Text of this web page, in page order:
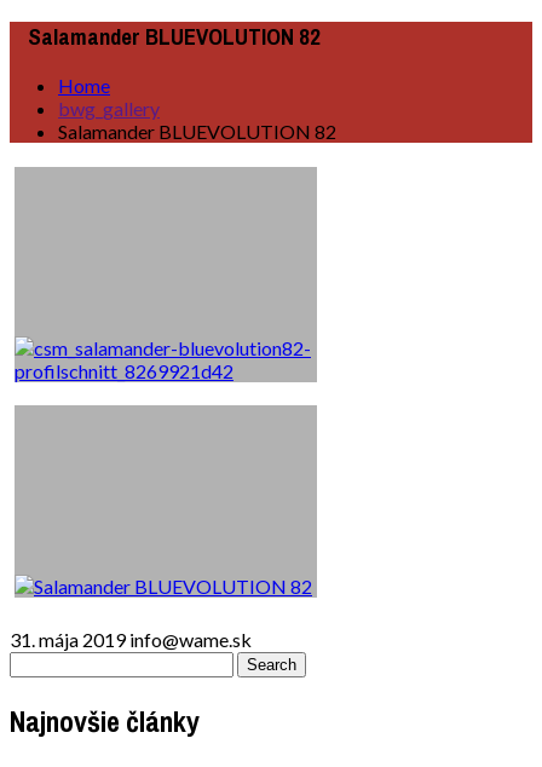
Salamander BLUEVOLUTION 82
Home
bwg_gallery
Salamander BLUEVOLUTION 82
31. mája 2019 info@wame.sk
Najnovšie články